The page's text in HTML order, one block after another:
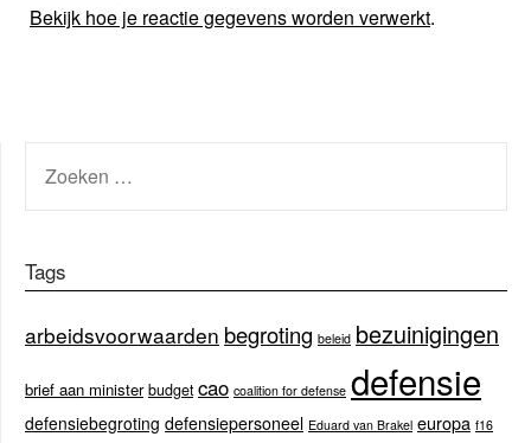
Bekijk hoe je reactie gegevens worden verwerkt.
NAAR:
Tags
arbeidsvoorwaarden begroting beleid bezuinigingen
brief aan minister budget cao coalition for defense defensie
defensiebegroting defensiepersoneel Eduard van Brakel europa f16